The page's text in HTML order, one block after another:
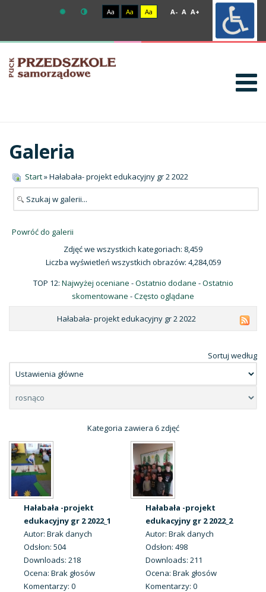
Aa Aa Aa A- A A+
Galeria
Start» Hałabała- projekt edukacyjny gr 2 2022
Powróć do galerii
Zdjęć we wszystkich kategoriach: 8,459
Liczba wyświetleń wszystkich obrazów: 4,284,059
TOP 12: Najwyżej oceniane -Ostatnio dodane -Ostatnio
skomentowane -Często oglądane
Hałabała- projekt edukacyjny gr 2 2022
Sortuj według
Kategoria zawiera 6 zdjęć
Hałabała -projekt
edukacyjny gr 2 2022_1
Autor: Brak danych
Odsłon: 504
Downloads: 218
Ocena: Brak głosów
Komentarzy: 0
Hałabała -projekt
edukacyjny gr 2 2022_2
Autor: Brak danych
Odsłon: 498
Downloads: 211
Ocena: Brak głosów
Komentarzy: 0